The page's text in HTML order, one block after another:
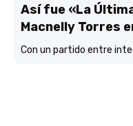
Así fue «La
Macnelly Torres